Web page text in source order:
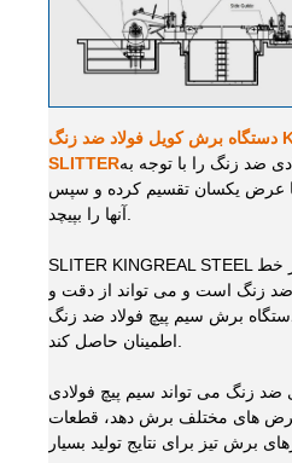
دستگاه برش کویل فولاد ضد زنگ KINGREAL STEEL
SLITTERضد زنگ را با توجه به
با عرض یکسان تقسیم کرده و سپس
SLITER KINGREAL STEEL دارای تجربه تولید غنی در خط
زنگ است و می تواند از دقت و
دستگاه برش سیم پیچ فولاد ضد زنگ
زنگ می تواند سیم پیچ فولادی
های مختلف برش دهد، قطعات
برش تیز برای نتایج تولید بسیار